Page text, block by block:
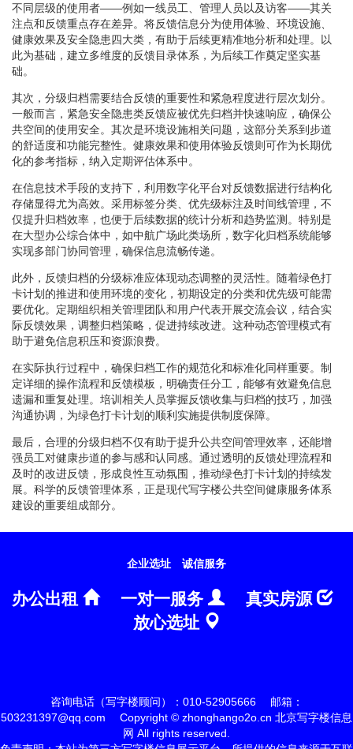
不同层级的使用者——例如一线员工、管理人员以及访客——其关
注点和反馈重点存在差异。将反馈信息分为使用体验、环境设施、
健康效果及安全隐患四大类，有助于后续更精准地分析和处理。以
此为基础，建立多维度的反馈目录体系，为后续工作奠定坚实基
础。
其次，分级归档需要结合反馈的重要性和紧急程度进行层次划分。
一般而言，紧急安全隐患类反馈应被优先归档并快速响应，确保公
共空间的使用安全。其次是环境设施相关问题，这部分关系到步道
的舒适度和功能完整性。健康效果和使用体验反馈则可作为长期优
化的参考指标，纳入定期评估体系中。
在信息技术手段的支持下，利用数字化平台对反馈数据进行结构化
存储显得尤为高效。采用标签分类、优先级标注及时间线管理，不
仅提升归档效率，也便于后续数据的统计分析和趋势监测。特别是
在大型办公综合体中，如中航广场此类场所，数字化归档系统能够
实现多部门协同管理，确保信息流畅传递。
此外，反馈归档的分级标准应体现动态调整的灵活性。随着绿色打
卡计划的推进和使用环境的变化，初期设定的分类和优先级可能需
要优化。定期组织相关管理团队和用户代表开展交流会议，结合实
际反馈效果，调整归档策略，促进持续改进。这种动态管理模式有
助于避免信息积压和资源浪费。
在实际执行过程中，确保归档工作的规范化和标准化同样重要。制
定详细的操作流程和反馈模板，明确责任分工，能够有效避免信息
遗漏和重复处理。培训相关人员掌握反馈收集与归档的技巧，加强
沟通协调，为绿色打卡计划的顺利实施提供制度保障。
最后，合理的分级归档不仅有助于提升公共空间管理效率，还能增
强员工对健康步道的参与感和认同感。通过透明的反馈处理流程和
及时的改进反馈，形成良性互动氛围，推动绿色打卡计划的持续发
展。科学的反馈管理体系，正是现代写字楼公共空间健康服务体系
建设的重要组成部分。
企业选址 诚信服务
办公出租 一对一服务
真实房源
放心选址
咨询电话（写字楼顾问）：010-52905666
邮箱：
503231397@qq.com
Copyright © zhonghango2o.cn 北京写字楼信息
网 All rights reserved.